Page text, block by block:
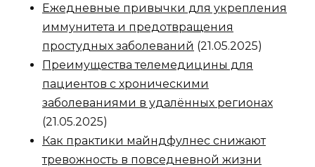
Ежедневные привычки для укрепления
иммунитета и предотвращения
простудных заболеваний (21.05.2025)
Преимущества телемедицины для
пациентов с хроническими
заболеваниями в удалённых регионах
(21.05.2025)
Как практики майндфулнес снижают
тревожность в повседневной жизни